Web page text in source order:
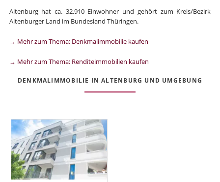
Altenburg hat ca. 32.910 Einwohner und gehört zum Kreis/Bezirk
Altenburger Land im Bundesland Thüringen.
→ Mehr zum Thema: Denkmalimmobilie kaufen
→ Mehr zum Thema: Renditeimmobilien kaufen
DENKMALIMMOBILIE IN ALTENBURG UND UMGEBUNG